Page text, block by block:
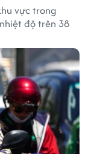
vực trong
độ trên 38